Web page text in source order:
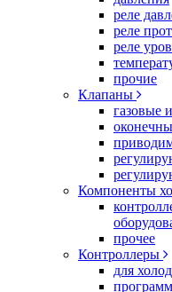
реле
реле
реле
прочие
Клапаны
газовые
Компоненты
прочее
Контроллеры
для